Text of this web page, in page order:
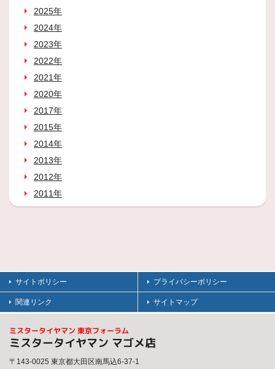
2025年
2024年
2023年
2022年
2021年
2020年
2017年
2015年
2014年
2013年
2012年
2011年
サイトポリシー プライバシーポリシー
関連リンク サイトマップ
ミスタータイヤマン 東京フォーラム
ミスタータイヤマン マゴメ店
〒143-0025 東京都大田区南馬込6-37-1